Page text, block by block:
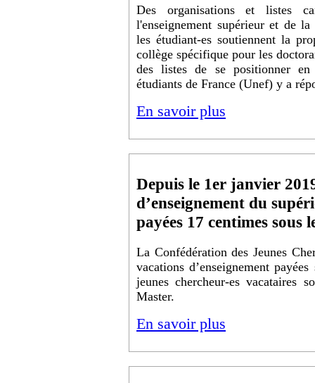
Des organisations et listes
l'enseignement supérieur et de
les étudiant-es soutiennent la
collège spécifique pour les
des listes de se positionner
étudiants de France (Unef) y a
En savoir plus
Depuis le 1er janvier
d’enseignement du
payées 17 centimes sous
La Confédération des Jeunes
vacations d’enseignement
jeunes chercheur-es vacataires
Master.
En savoir plus